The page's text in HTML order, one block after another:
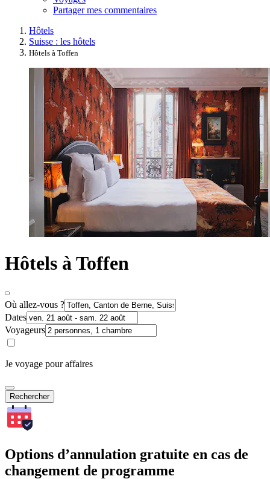
Partager mes commentaires
Hôtels
Suisse : les hôtels
Hôtels à Toffen
Hôtels à Toffen
Où allez-vous ?
Dates
Voyageurs
Je voyage pour affaires
Rechercher
Options d’annulation gratuite en cas de
changement de programme